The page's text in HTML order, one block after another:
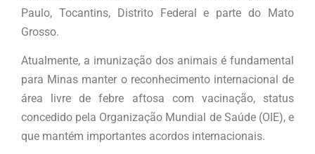
Paulo, Tocantins, Distrito Federal e parte do Mato
Grosso.
Atualmente, a imunização dos animais é fundamental
para Minas manter o reconhecimento internacional de
área livre de febre aftosa com vacinação, status
concedido pela Organização Mundial de Saúde (OIE), e
que mantém importantes acordos internacionais.